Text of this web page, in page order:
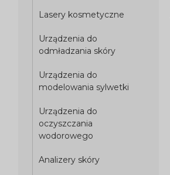
Lasery kosmetyczne
Urządzenia do
odmładzania skóry
Urządzenia do
modelowania sylwetki
Urządzenia do
oczyszczania
wodorowego
Analizery skóry